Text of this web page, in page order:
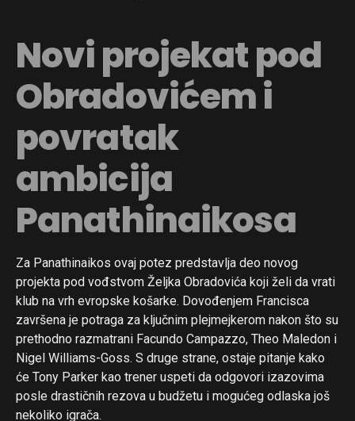
Novi projekat pod
Obradovićem i
povratak
ambicija
Panathinaikosa
Za Panathinaikos ovaj potez predstavlja deo novog
projekta pod vođstvom Željka Obradovića koji želi da vrati
klub na vrh evropske košarke. Dovođenjem Francisca
završena je potraga za ključnim plejmejkerom nakon što su
prethodno razmatrani Facundo Campazzo, Theo Maledon i
Nigel Williams-Goss. S druge strane, ostaje pitanje kako
će Tony Parker kao trener uspeti da odgovori izazovima
posle drastičnih rezova u budžetu i mogućeg odlaska još
nekoliko igrača.